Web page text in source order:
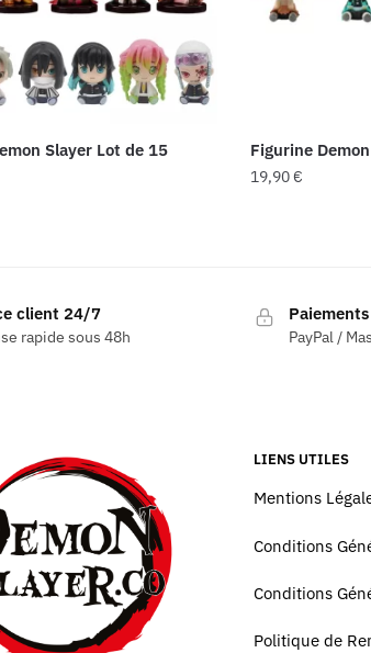
Slayer Lot de 15 Figurine
19,90€
client 24/7
rapide sous 48h PayPal /
LIENS UTILES
Mentions
Conditions
Conditions
Politique de